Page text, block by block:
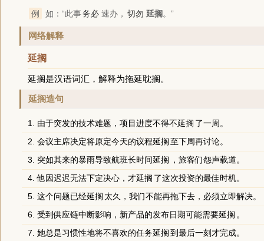
例 如：“此事务必 速办， 切勿 延搁。”
网络解释
延搁
延搁是汉语词汇，解释为拖延耽搁。
延搁造句
1. 由于突发的技术难题，项目进度不得不延搁 了一周。
2. 会议主席决定将原定今天的议程延搁至下周再讨论。
3. 突如其来的暴雨导致航班长时间延搁 ，旅客们怨声载道。
4. 他因迟迟无法下定决心，才延搁 了这次投资的最佳时机。
5. 这个问题已经延搁 太久，我们不能再拖下去，必须立即解决。
6. 受到供应链中断影响，新产品的发布日期可能需要延搁 。
7. 她总是习惯性地将不喜欢的任务延搁到最后一刻才完成。